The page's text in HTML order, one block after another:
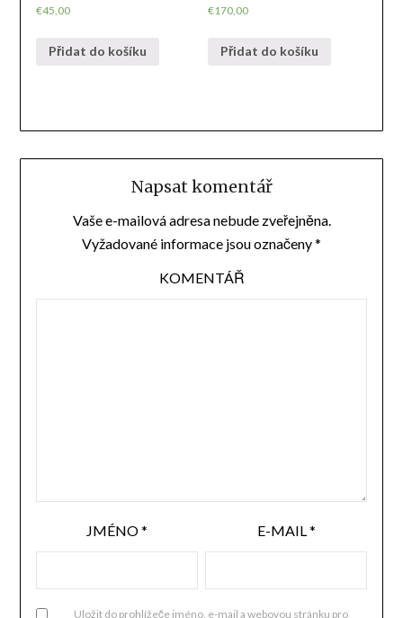
€45,00
Přidat do košíku
€170,00
Přidat do košíku
Napsat komentář
Vaše e-mailová adresa nebude zveřejněna.
Vyžadované informace jsou označeny*
KOMENTÁŘ
JMÉNO* E-MAIL*
Uložit do prohlížeče jméno, e-mail a webovou stránku pro